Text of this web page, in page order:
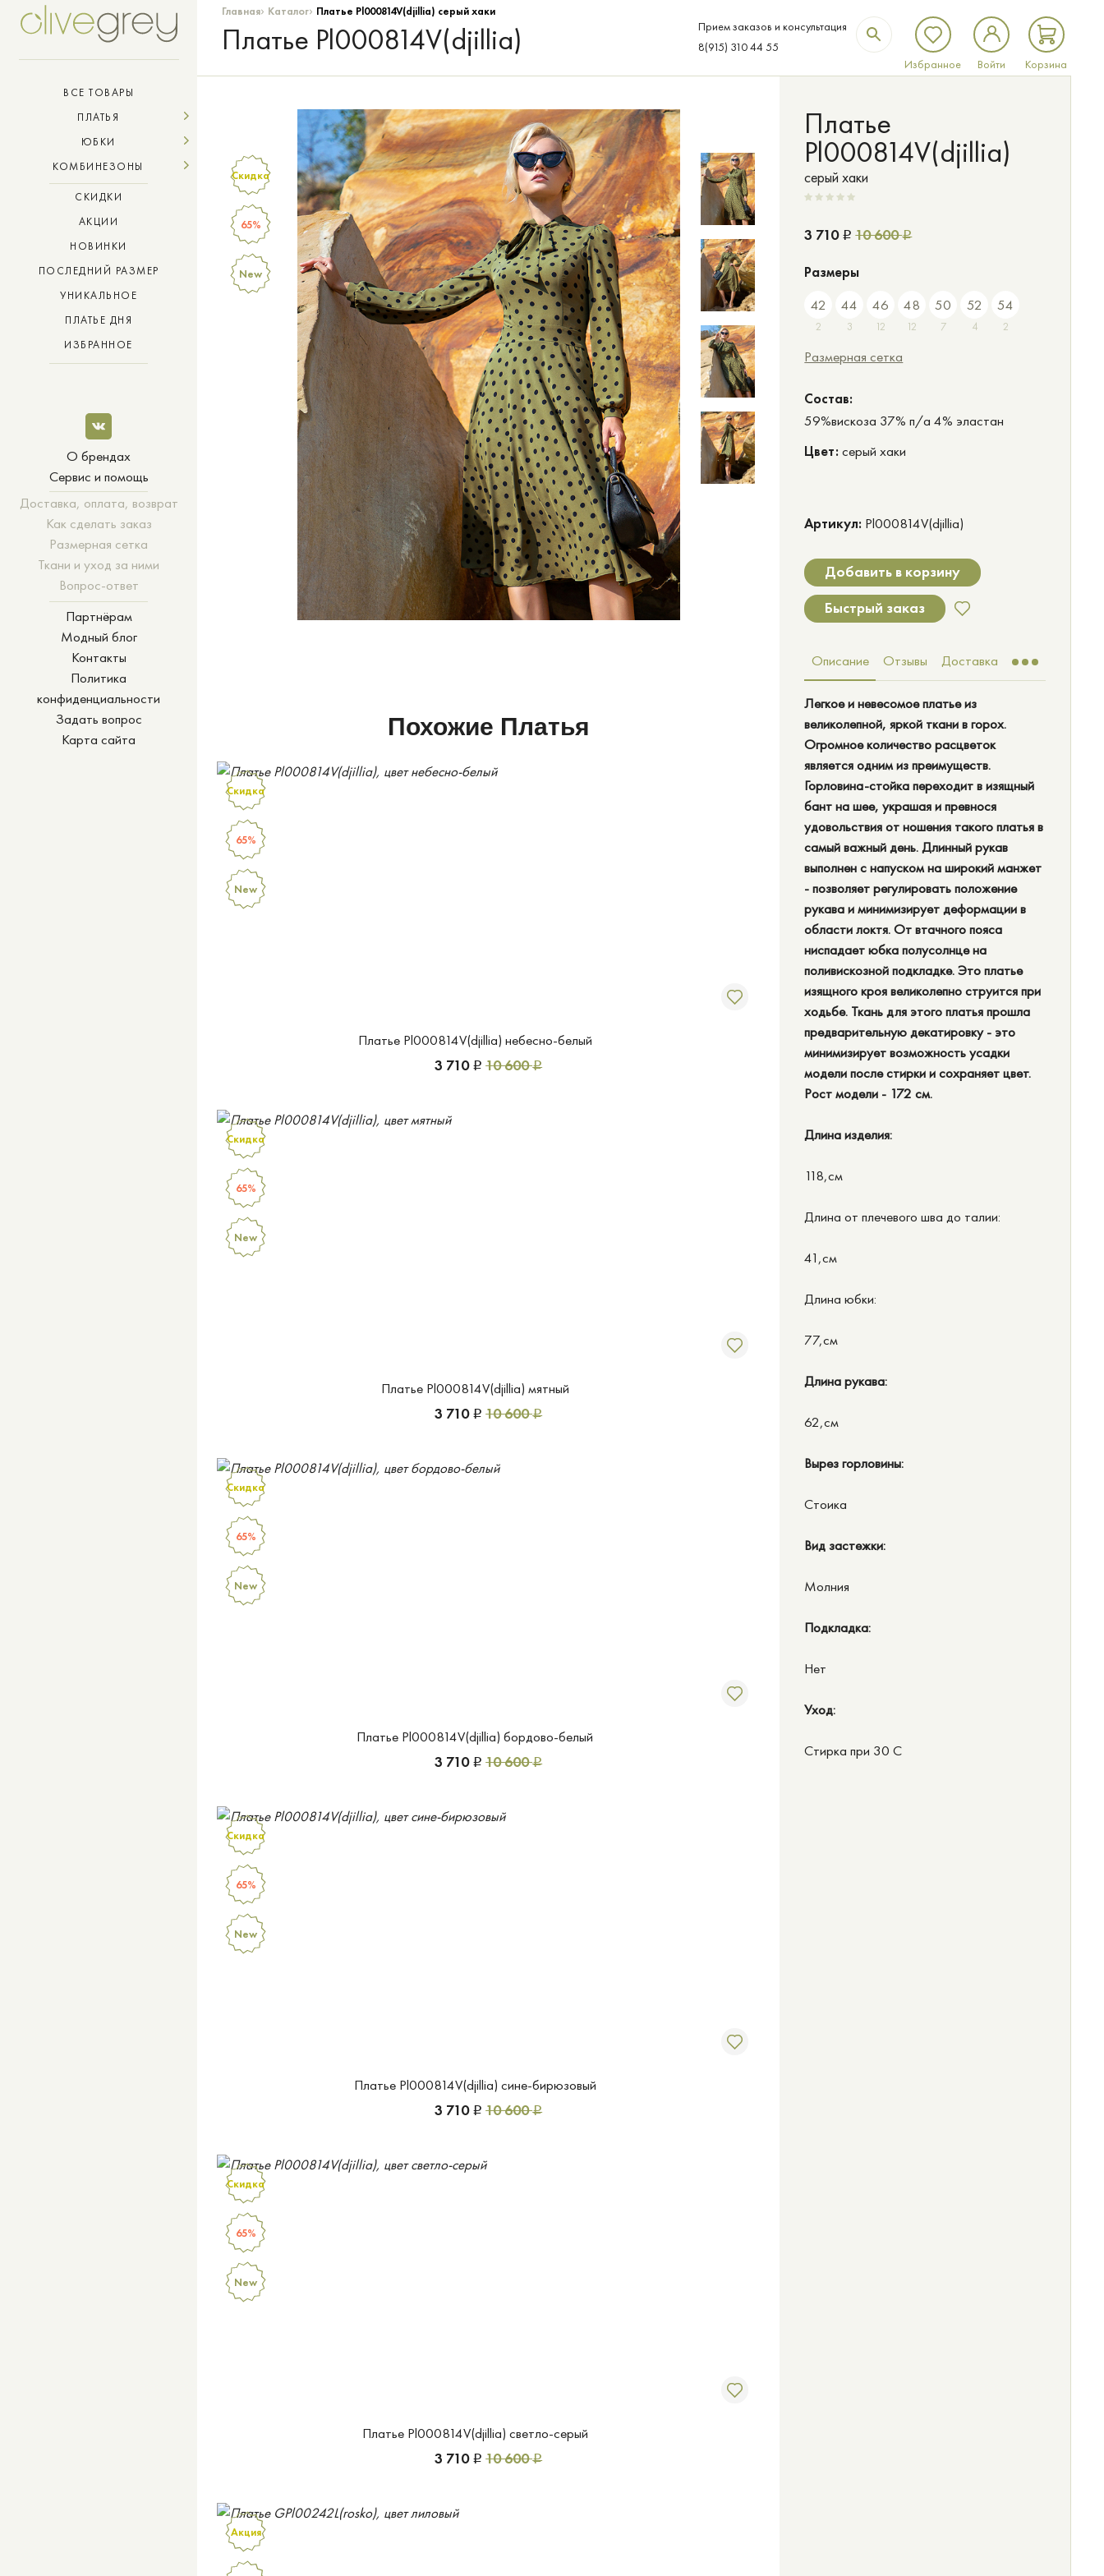
Главная› Каталог› Платье Pl000814V(djillia) серый хаки
ВСЕ ТОВАРЫ
ПЛАТЬЯ
ЮБКИ
КОМБИНЕЗОНЫ
СКИДКИ
АКЦИИ
НОВИНКИ
ПОСЛЕДНИЙ РАЗМЕР
УНИКАЛЬНОЕ
ПЛАТЬЕ ДНЯ
ИЗБРАННОЕ
О брендах
Сервис и помощь
Доставка, оплата, возврат
Как сделать заказ
Размерная сетка
Ткани и уход за ними
Вопрос-ответ
Партнёрам
Модный блог
Контакты
Политика
конфиденциальности
Задать вопрос
Карта сайта
Платье Pl000814V(djillia)
Прием заказов и консультация
8(915) 310 44 55
Избранное
Войти Корзина
Скидка
65%
New
Похожие Платья
Платье Pl000814V(djillia) небесно-белый
3 710 Р 10 600Р
Скидка
65%
New
Платье Pl000814V(djillia) мятный
3 710 Р 10 600Р
Скидка
65%
New
Платье Pl000814V(djillia) бордово-белый
3 710 Р 10 600Р
Скидка
65%
New
Платье Pl000814V(djillia) сине-бирюзовый
3 710 Р 10 600Р
Скидка
65%
New
Платье Pl000814V(djillia) светло-серый
3 710 Р 10 600Р
Скидка
65%
New
Акция
Платье
Pl000814V(djillia)
серый хаки
3 710 Р 10 600Р
Размеры
42
2
44
3
46
12
48
12
50
7
52
4
54
2
Размерная сетка
Cостав:
59%вискоза 37% п/а 4% эластан
Цвет: серый хаки
Артикул: Pl000814V(djillia)
Добавить в корзину
Быстрый заказ
Описание Отзывы Доставка
Легкое и невесомое платье из
великолепной, яркой ткани в горох.
Огромное количество расцветок
является одним из преимуществ.
Горловина-стойка переходит в изящный
бант на шее, украшая и превнося
удовольствия от ношения такого платья в
самый важный день. Длинный рукав
выполнен с напуском на широкий манжет
- позволяет регулировать положение
рукава и минимизирует деформации в
области локтя. От втачного пояса
ниспадает юбка полусолнце на
поливискозной подкладке. Это платье
изящного кроя великолепно струится при
ходьбе. Ткань для этого платья прошла
предварительную декатировку - это
минимизирует возможность усадки
модели после стирки и сохраняет цвет.
Рост модели - 172 см.
Длина изделия:
118,см
Длина от плечевого шва до талии:
41,см
Длина юбки:
77,см
Длина рукава:
62,см
Вырез горловины:
Стоика
Вид застежки:
Молния
Подкладка:
Нет
Уход:
Стирка при 30 C